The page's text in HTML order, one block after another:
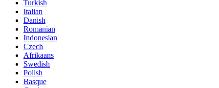
Turkish
Italian
Danish
Romanian
Indonesian
Czech
Afrikaans
Swedish
Polish
Basque